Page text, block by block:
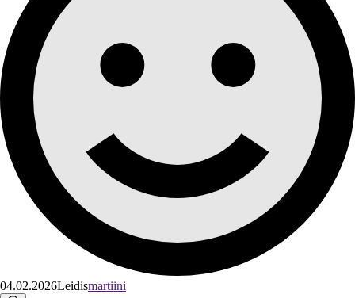
04.02.2026Leidismartiini